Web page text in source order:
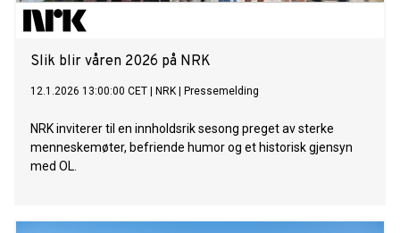
Slik blir våren 2026 på NRK
12.1.2026 13:00:00 CET NRK Pressemelding
NRK inviterer til en innholdsrik sesong preget av sterke
menneskemøter, befriende humor og et historisk gjensyn
med OL.